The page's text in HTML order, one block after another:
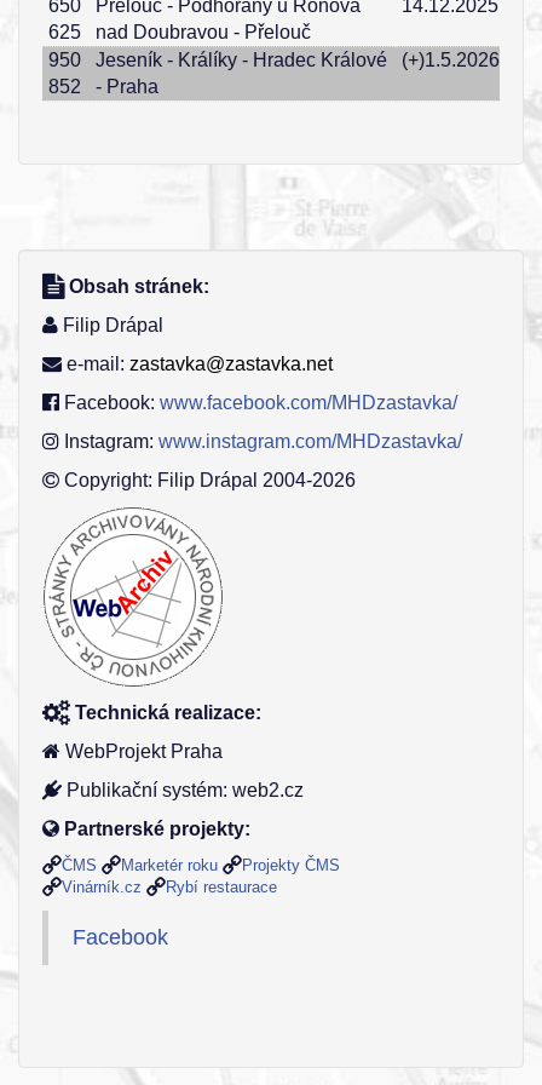
650
625
Přelouč - Podhořany u Ronova
nad Doubravou - Přelouč
14.12.2025
950
852
Jeseník - Králíky - Hradec Králové
- Praha
(+)1.5.2026
Obsah stránek:
Filip Drápal
e-mail: zastavka@zastavka.net
Facebook: www.facebook.com/MHDzastavka/
Instagram: www.instagram.com/MHDzastavka/
Copyright: Filip Drápal 2004-2026
Technická realizace:
WebProjekt Praha
Publikační systém: web2.cz
Partnerské projekty:
ČMS Marketér roku
Projekty ČMS
Vinárník.cz
Rybí restaurace
Facebook